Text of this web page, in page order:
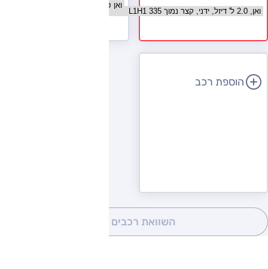
בחר גרסה פיג'ו בוקסר
בחר גרסה יונדאי H350
הוספת רכב
השוואת רכבים